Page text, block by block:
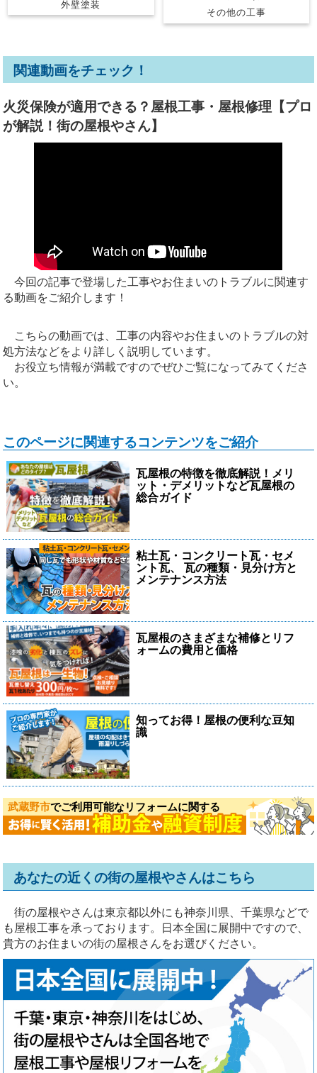
外壁塗装
その他の工事
関連動画をチェック！
火災保険が適用できる？屋根工事・屋根修理【プロ
が解説！街の屋根やさん】
今回の記事で登場した工事やお住まいのトラブルに関連す
る動画をご紹介します！
こちらの動画では、工事の内容やお住まいのトラブルの対
処方法などをより詳しく説明しています。
お役立ち情報が満載ですのでぜひご覧になってみてくださ
い。
このページに関連するコンテンツをご紹介
瓦屋根の特徴を徹底解説！メリ
ット・デメリットなど瓦屋根の
総合ガイド
粘土瓦・コンクリート瓦・セメ
ント瓦、 瓦の種類・見分け方と
メンテナンス方法
瓦屋根のさまざまな補修とリフ
ォームの費用と価格
知ってお得！屋根の便利な豆知
識
武蔵野市でご利用可能なリフォームに関する
あなたの近くの街の屋根やさんはこちら
街の屋根やさんは東京都以外にも神奈川県、千葉県などで
も屋根工事を承っております。日本全国に展開中ですので、
貴方のお住まいの街の屋根さんをお選びください。